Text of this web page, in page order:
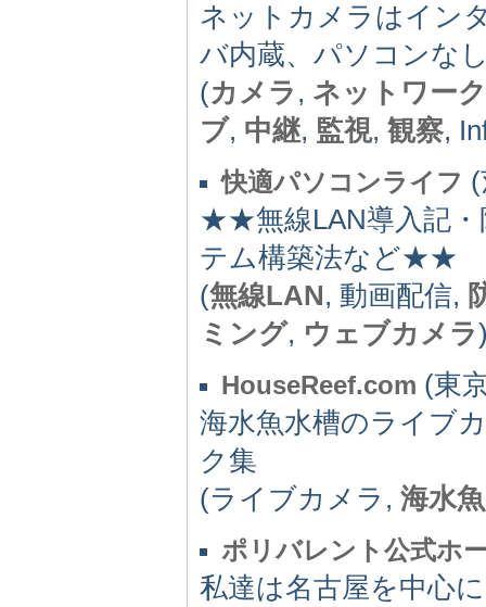
ネットカメラはイン
バ内蔵、パソコンな
(カメラ , ネットワーク
ブ, 中継, 監視, 観察,
快適パソコンライフ
★★無線LAN導入記・
テム構築法など★★
(無線LAN, 動画配信,
ミング, ウェブカメラ
HouseReef.com (東
海水魚水槽のライブ
ク集
(ライブカメラ, 海水魚
ポリバレント公式ホ
私達は名古屋を中心